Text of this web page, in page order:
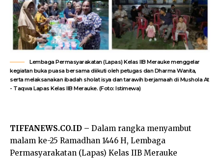
Lembaga Permasyarakatan (Lapas) Kelas IIB Merauke menggelar
kegiatan buka puasa bersama diikuti oleh petugas dan Dharma Wanita,
serta melaksanakan ibadah sholat isya dan tarawih berjamaah di Mushola At
- Taqwa Lapas Kelas IIB Merauke. (Foto: Istimewa)
TIFFANEWS.CO.ID – Dalam rangka menyambut
malam ke-25 Ramadhan 1446 H, Lembaga
Permasyarakatan (Lapas) Kelas IIB Merauke